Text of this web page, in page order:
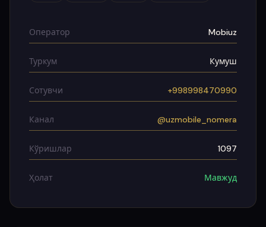
Оператор Mobiuz
Туркум Кумуш
Сотувчи +998998470990
Канал @uzmobile_nomera
Кўришлар 1097
Ҳолат Мавжуд